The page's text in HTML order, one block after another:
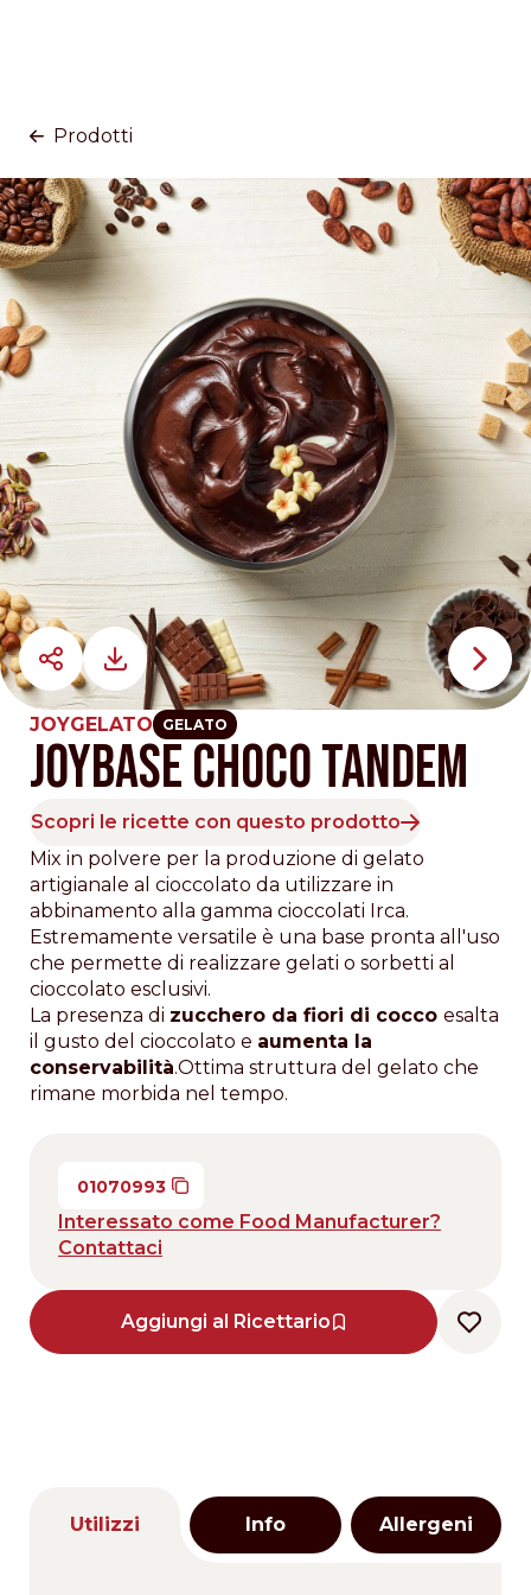
Prodotti
JOYGELATO GELATO
JOYBASE CHOCO TANDEM
Scopri le ricette con questo prodotto
Mix in polvere per la produzione di gelato
artigianale al cioccolato da utilizzare in
abbinamento alla gamma cioccolati Irca.
Estremamente versatile è una base pronta all'uso
che permette di realizzare gelati o sorbetti al
cioccolato esclusivi.
La presenza di zucchero da fiori di cocco esalta
il gusto del cioccolato e aumenta la
conservabilità.Ottima struttura del gelato che
rimane morbida nel tempo.
01070993
Interessato come Food Manufacturer?
Contattaci
Aggiungi al Ricettario
Utilizzi Info Allergeni